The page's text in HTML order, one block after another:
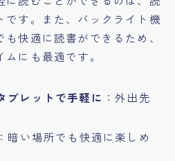
です。また、バックライト機
快適に読書ができるため、
にも最適です。
ブレットで手軽に ：外出先
：暗い場所でも快適に楽しめ